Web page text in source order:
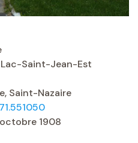
Saint-Jean-Est
Saint-Nazaire
1908